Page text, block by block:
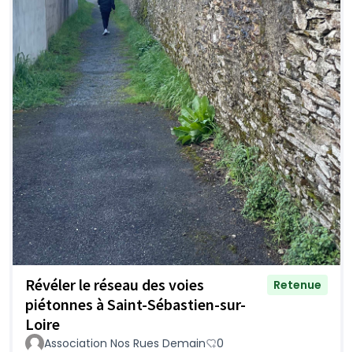
Révéler le réseau des voies
piétonnes à Saint-Sébastien-sur-
Loire
Retenue
Association Nos Rues Demain 0